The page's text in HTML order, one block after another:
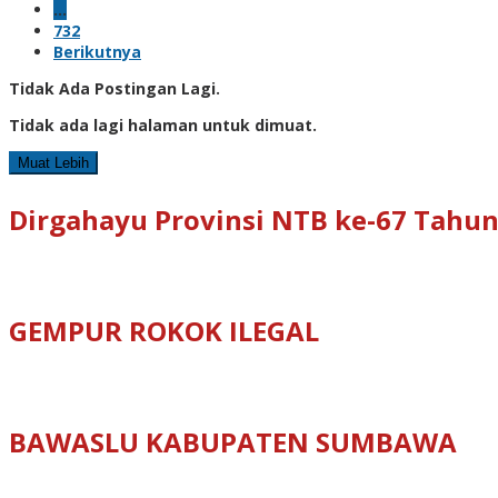
…
732
Berikutnya
Tidak Ada Postingan Lagi.
Tidak ada lagi halaman untuk dimuat.
Muat Lebih
Dirgahayu Provinsi NTB ke-67
GEMPUR ROKOK ILEGAL
BAWASLU KABUPATEN SUMBAWA